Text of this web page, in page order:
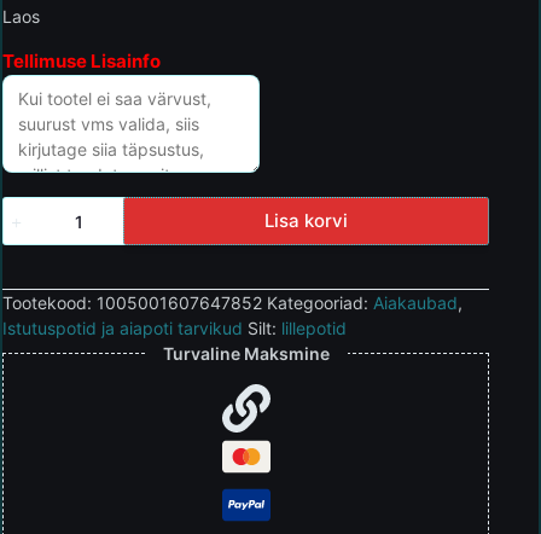
Laos
Tellimuse Lisainfo
Lisa korvi
Tootekood: 1005001607647852 Kategooriad: Aiakaubad,
Istutuspotid ja aiapoti tarvikud Silt: lillepotid
Turvaline Maksmine